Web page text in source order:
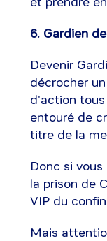
6. Gardien
Devenir
décrocher
d'action tous
entouré de
titre de la
Donc si
la prison de
VIP du
Mais